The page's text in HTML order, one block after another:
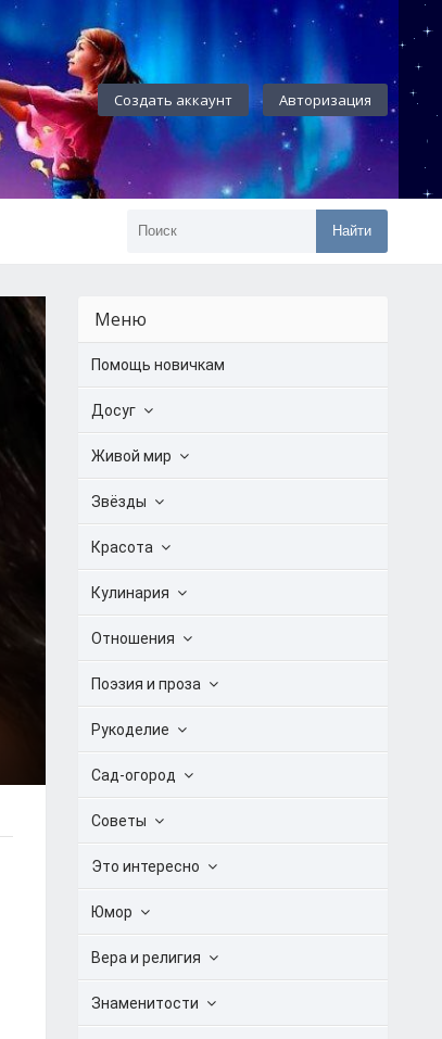
Создать аккаунт Авторизация
Найти
Меню
Помощь новичкам
Досуг
Живой мир
Звёзды
Красота
Кулинария
Отношения
Поэзия и проза
Рукоделие
Сад-огород
Советы
Это интересно
Юмор
Вера и религия
Знаменитости